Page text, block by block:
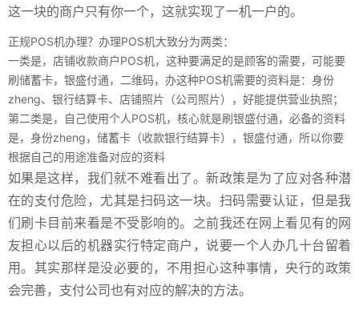
这一块的商户只有你一个，这就实现了一机一户的。
正规POS机办理？办理POS机大致分为两类：
一类是，店铺收款商户POS机，这种要满足的是顾客的需要，可能要
刷储蓄卡，银盛付通，二维码，办这种POS机需要的资料是：身份
zheng、银行结算卡、店铺照片（公司照片），好能提供营业执照；
第二类是，自己使用个人POS机，核心就是刷银盛付通，必备的资料
是，身份zheng，储蓄卡（收款银行结算卡），银盛付通，所以你要
根据自己的用途准备对应的资料
如果是这样，我们就不难看出了。新政策是为了应对各种潜
在的支付危险，尤其是扫码这一块。扫码需要认证，但是我
们刷卡目前来看是不受影响的。之前我还在网上看见有的网
友担心以后的机器实行特定商户，说要一个人办几十台留着
用。其实那样是没必要的，不用担心这种事情，央行的政策
会完善，支付公司也有对应的解决的方法。